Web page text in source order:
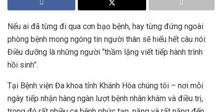
Nếu ai đã từng đi qua cơn bạo bệnh, hay từng đứng ngoài
phòng bệnh mong ngóng tin người thân sẽ hiểu hết câu nói:
Điều dưỡng là những người “thầm lặng viết tiếp hành trình
hồi sinh”.
Tại Bệnh viện Đa khoa tỉnh Khánh Hòa chúng tôi – nơi mỗi
ngày tiếp nhận hàng ngàn lượt bệnh nhân khám và điều trị,